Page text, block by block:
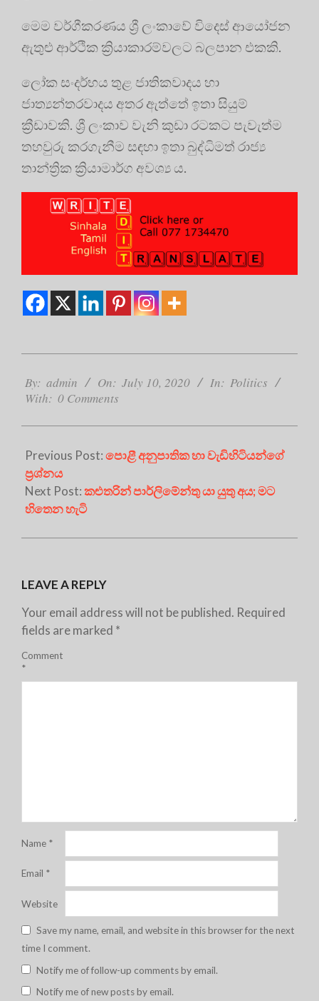
මෙම වර්ගීකරණය ශ්‍රී ලංකාවේ විදෙස් ආයෝජන
ඇතුළු ආර්ථික ක්‍රියාකාරම්වලට බලපාන එකකි.
ලෝක සංදර්භය තුළ ජාතිකවාදය හා
ජාත්‍යන්තරවාදය අතර ඇත්තේ ඉතා සියුම්
ක්‍රීඩාවකි. ශ්‍රී ලංකාව වැනි කුඩා රටකට පැවැත්ම
තහවුරු කරගැනීම සඳහා ඉතා බුද්ධිමත් රාජ්‍ය
තාන්ත්‍රික ක්‍රියාමාර්ග අවශ්‍ය ය.
07-
10
By: admin On: July 10, 2020 In: Politics
With: 0 Comments
Previous Post:පොළී අනුපාතික හා වැඩිහිටියන්ගේ
ප්‍රශ්නය
Next Post:කළුතරින් පාර්ලිමේන්තු යා යුතු අය; මට
හිතෙන හැටි
LEAVE A REPLY
Your email address will not be published. Required
fields are marked *
Comment
*
Name *
Email *
Website
Save my name, email, and website in this browser for the next
time I comment.
Notify me of follow-up comments by email.
Notify me of new posts by email.